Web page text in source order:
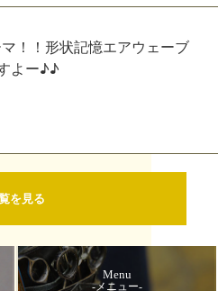
！！形状記憶エアウェーブ
よー♪♪
を見る
Menu
-メニュー-